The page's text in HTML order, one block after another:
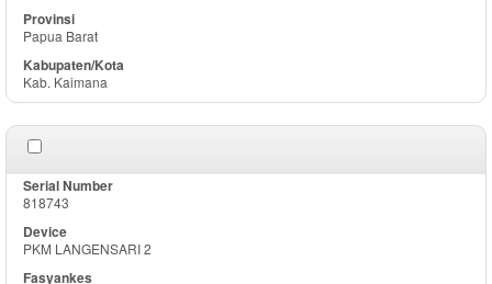
Papua Barat
Kab. Kaimana
818743
PKM LANGENSARI 2